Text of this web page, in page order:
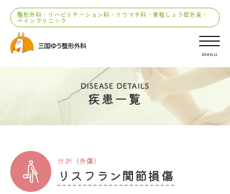
整形外科・リハビリテーション科・リウマチ科・骨粗しょう症外来・
ペインクリニック
menu
DISEASE DETAILS
疾患一覧
けが（外傷）
リスフラン関節損傷